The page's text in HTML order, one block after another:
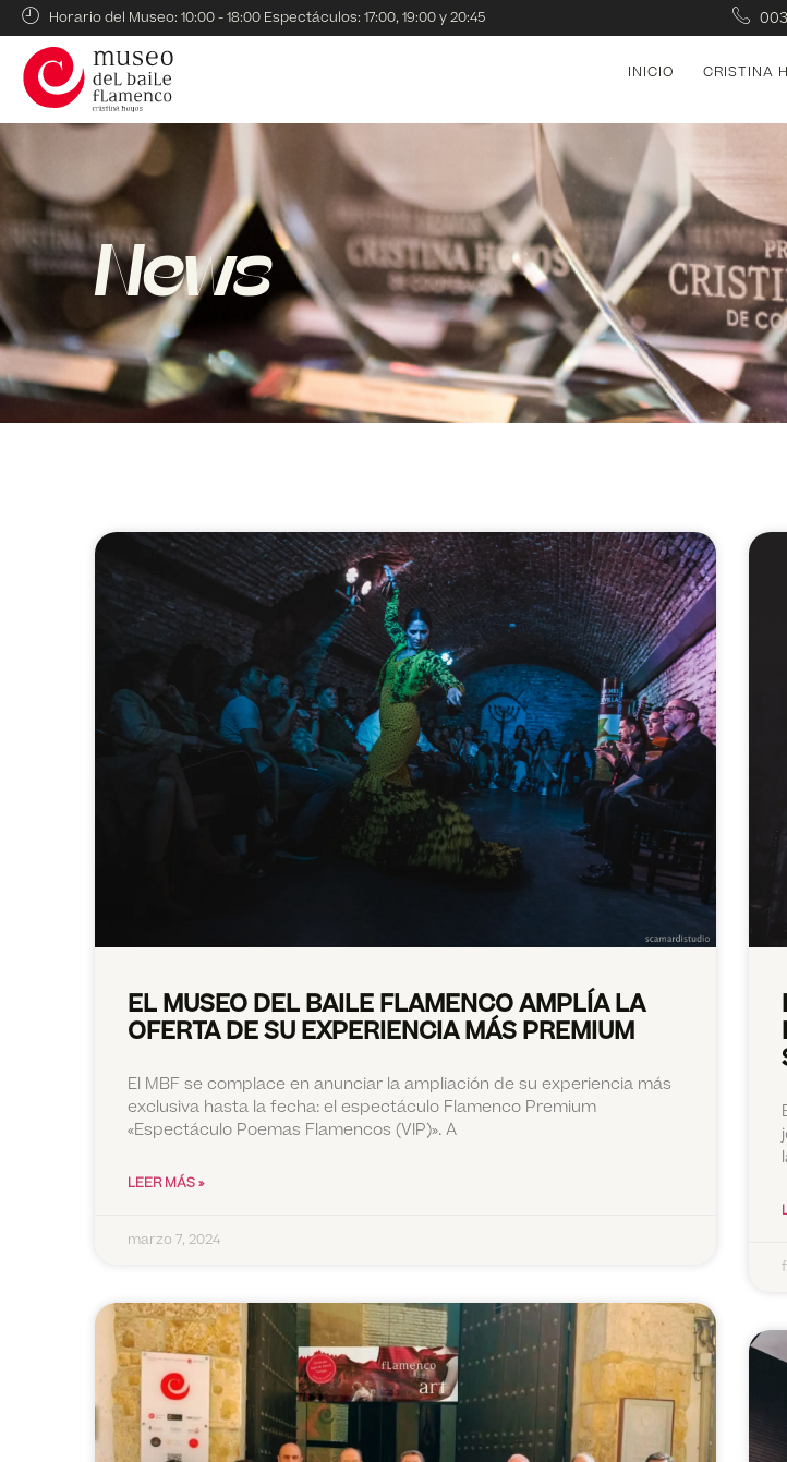
Horario del Museo: 10:00 - 18:00 Espectáculos: 17:00, 19:00 y 20:45
INICIO CRISTINA
News
EL MUSEO DEL BAILE FLAMENCO AMPLÍA LA
OFERTA DE SU EXPERIENCIA MÁS PREMIUM
El MBF se complace en anunciar la ampliación de su experiencia más
exclusiva hasta la fecha: el espectáculo Flamenco Premium
«Espectáculo Poemas Flamencos (VIP)». A
LEER MÁS »
marzo 7, 2024